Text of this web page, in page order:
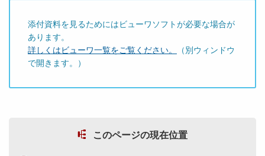
添付資料を見るためにはビューワソフトが必要な場合が
あります。
詳しくはビューワ一覧をご覧ください。
（別ウィンドウ
で開きます。）
このページの現在位置